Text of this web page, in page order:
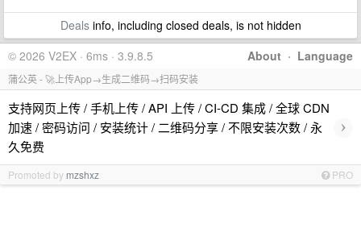
Dealsinfo, including closed deals, is not hidden
About · Language
© 2026 V2EX · 6ms · 3.9.8.5
蒲公英 - 🚀上传App→生成二维码→扫码安装
支持网页上传 / 手机上传 / API 上传 / CI-CD 集成 / 全球 CDN
加速 / 密码访问 / 安装统计 / 二维码分享 / 不限安装次数 / 永
久免费
›
Promoted by mzshxz PRO